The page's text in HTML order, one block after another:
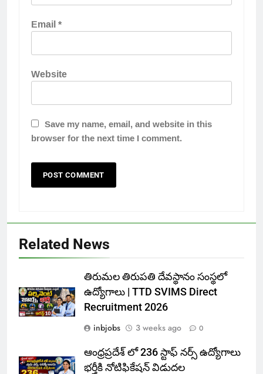
Email*
Website
Save my name, email, and website in this
browser for the next time I comment.
Related News
తిరుమల తిరుపతి దేవస్థానం సంస్థలో
ఉద్యోగాలు | TTD SVIMS Direct
Recruitment 2026
inbjobs
3 weeks ago 0
ఆంధ్రప్రదేశ్ లో 236 స్టాఫ్ నర్స్ ఉద్యోగాలు
భర్తీకి నోటిఫికేషన్ విడుదల